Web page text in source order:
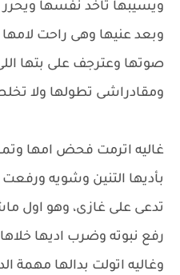
ويسيبها تاخد نفسها
وبعد عنيها وهى راحت
صوتها وعترجف على بتها
ومقادراشى تطولها ولا
غاليه اترمت فحض امها
بأديها التنين وشويه
تدعى على غازى، وهو اول
رفع نبوته وضرب اديها
وغاليه اتولت بدالها مهمة